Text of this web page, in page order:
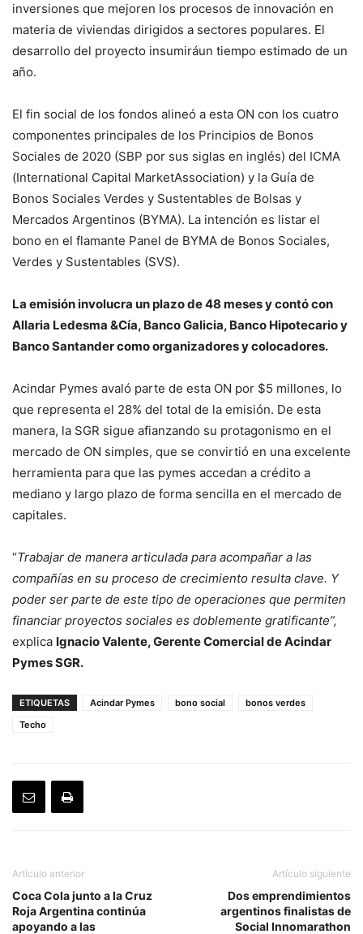
inversiones que mejoren los procesos de innovación en
materia de viviendas dirigidos a sectores populares. El
desarrollo del proyecto insumiráun tiempo estimado de un
año.
El fin social de los fondos alineó a esta ON con los cuatro
componentes principales de los Principios de Bonos
Sociales de 2020 (SBP por sus siglas en inglés) del ICMA
(International Capital MarketAssociation) y la Guía de
Bonos Sociales Verdes y Sustentables de Bolsas y
Mercados Argentinos (BYMA). La intención es listar el
bono en el flamante Panel de BYMA de Bonos Sociales,
Verdes y Sustentables (SVS).
La emisión involucra un plazo de 48 meses y contó con
Allaria Ledesma &Cía, Banco Galicia, Banco Hipotecario y
Banco Santander como organizadores y colocadores.
Acindar Pymes avaló parte de esta ON por $5 millones, lo
que representa el 28% del total de la emisión. De esta
manera, la SGR sigue afianzando su protagonismo en el
mercado de ON simples, que se convirtió en una excelente
herramienta para que las pymes accedan a crédito a
mediano y largo plazo de forma sencilla en el mercado de
capitales.
“Trabajar de manera articulada para acompañar a las
compañías en su proceso de crecimiento resulta clave. Y
poder ser parte de este tipo de operaciones que permiten
financiar proyectos sociales es doblemente gratificante”,
explica Ignacio Valente, Gerente Comercial de Acindar
Pymes SGR.
ETIQUETAS Acindar Pymes bono social
bonos verdes
Techo
Artículo anterior
Coca Cola junto a la Cruz
Roja Argentina continúa
apoyando a las
Artículo siguiente
Dos emprendimientos
argentinos finalistas de
Social Innomarathon